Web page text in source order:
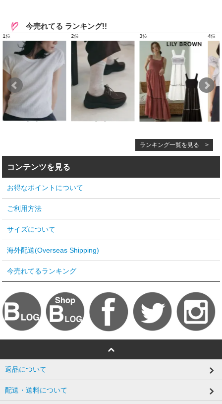
今売れてる ランキング!!
ランキング一覧を見る >
コンテンツを見る
お得なポイントについて
ご利用方法
サイズについて
海外配送(Overseas Shipping)
今売れてるランキング
返品について
配送・送料について